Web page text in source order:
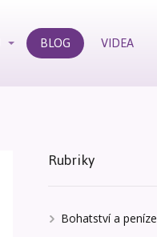
BLOG VIDEA
Rubriky
Bohatství a peníze